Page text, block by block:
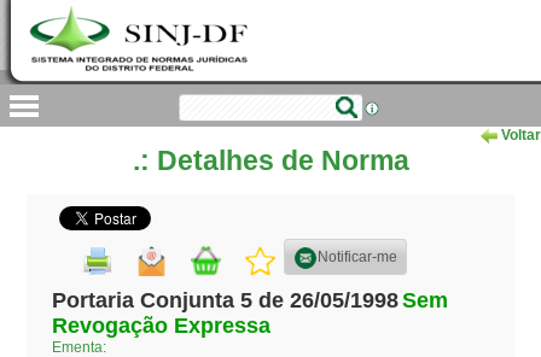
Voltar
.: Detalhes de Norma
Notificar-me
Portaria Conjunta 5 de 26/05/1998Sem
Revogação Expressa
Ementa: